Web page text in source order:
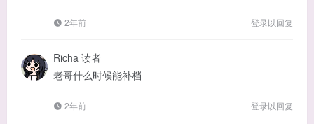
2年前 登录以回复
Richa 读者
老哥什么时候能补档
2年前 登录以回复